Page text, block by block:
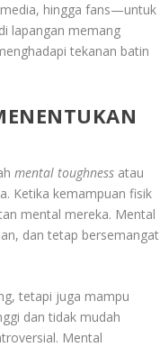
hingga fans—untuk
lapangan memang
tekanan batin
mental toughness atau
Ketika kemampuan fisik
mental mereka. Mental
dan tetap bersemangat
tetapi juga mampu
dan tidak mudah
Mental